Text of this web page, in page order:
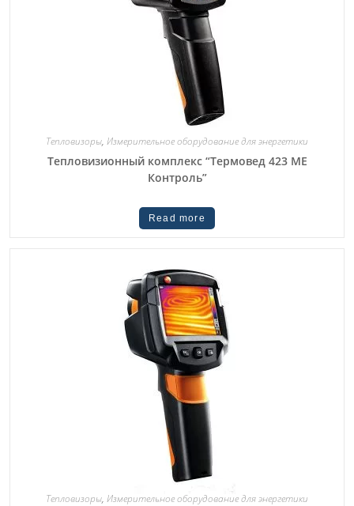
Тепловизоры, Измерительное оборудование для энергетики
Тепловизионный комплекс “Термовед 423 ME
Контроль”
Read more
Тепловизоры, Измерительное оборудование для энергетики